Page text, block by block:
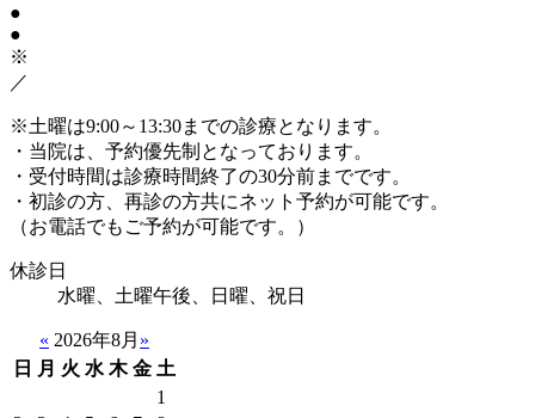
●
●
※
／
※土曜は9:00～13:30までの診療となります。
・当院は、予約優先制となっております。
・受付時間は診療時間終了の30分前までです。
・初診の方、再診の方共にネット予約が可能です。
（お電話でもご予約が可能です。）
休診日
水曜、土曜午後、日曜、祝日
« 2026年8月 »
日
月 火 水 木 金 土
1